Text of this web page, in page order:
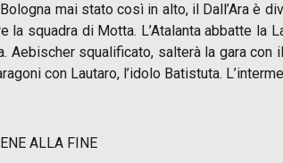
mai stato così in alto, il Dall’Ara è
la squadra di Motta. L’Atalanta abbatte
Aebischer squalificato, salterà la gara
con Lautaro, l’idolo Batistuta.
ALLA FINE